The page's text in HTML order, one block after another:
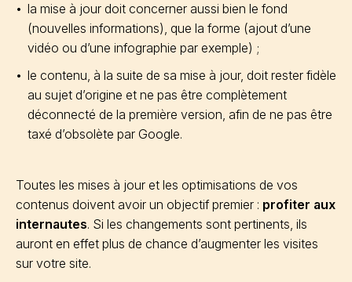
la mise à jour doit concerner aussi bien le fond
(nouvelles informations), que la forme (ajout d’une
vidéo ou d’une infographie par exemple) ;
le contenu, à la suite de sa mise à jour, doit rester fidèle
au sujet d’origine et ne pas être complètement
déconnecté de la première version, afin de ne pas être
taxé d’obsolète par Google.
Toutes les mises à jour et les optimisations de vos
contenus doivent avoir un objectif premier : profiter aux
internautes. Si les changements sont pertinents, ils
auront en effet plus de chance d’augmenter les visites
sur votre site.